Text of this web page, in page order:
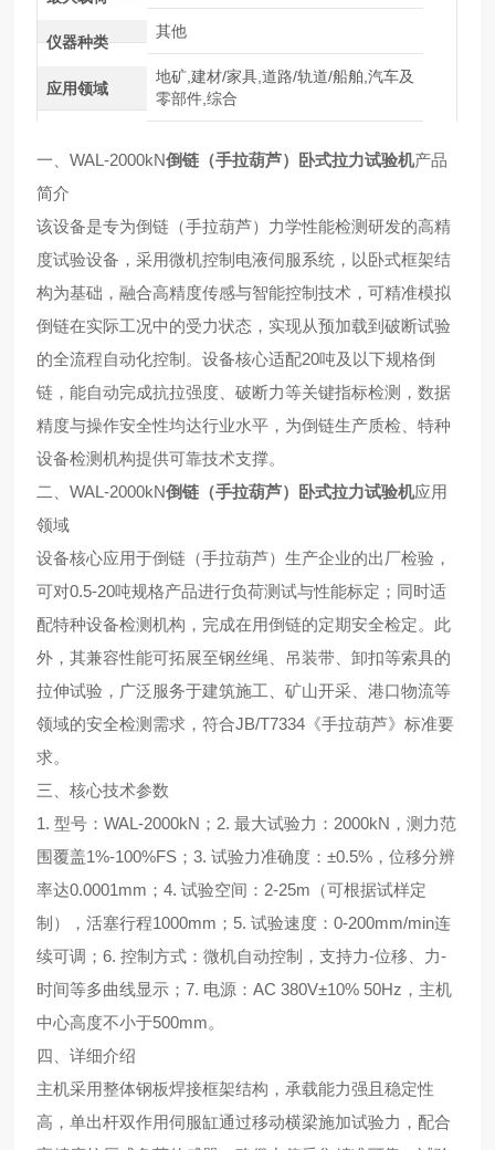
仪器种类
其他
应用领域
地矿,建材/家具,道路/轨道/船舶,汽车及
零部件,综合
一、WAL-2000kN倒链（手拉葫芦）卧式拉力试验机产品
简介
该设备是专为倒链（手拉葫芦）力学性能检测研发的高精
度试验设备，采用微机控制电液伺服系统，以卧式框架结
构为基础，融合高精度传感与智能控制技术，可精准模拟
倒链在实际工况中的受力状态，实现从预加载到破断试验
的全流程自动化控制。设备核心适配20吨及以下规格倒
链，能自动完成抗拉强度、破断力等关键指标检测，数据
精度与操作安全性均达行业水平，为倒链生产质检、特种
设备检测机构提供可靠技术支撑。
二、WAL-2000kN倒链（手拉葫芦）卧式拉力试验机应用
领域
设备核心应用于倒链（手拉葫芦）生产企业的出厂检验，
可对0.5-20吨规格产品进行负荷测试与性能标定；同时适
配特种设备检测机构，完成在用倒链的定期安全检定。此
外，其兼容性能可拓展至钢丝绳、吊装带、卸扣等索具的
拉伸试验，广泛服务于建筑施工、矿山开采、港口物流等
领域的安全检测需求，符合JB/T7334《手拉葫芦》标准要
求。
三、核心技术参数
1. 型号：WAL-2000kN；2. 最大试验力：2000kN，测力范
围覆盖1%-100%FS；3. 试验力准确度：±0.5%，位移分辨
率达0.0001mm；4. 试验空间：2-25m（可根据试样定
制），活塞行程1000mm；5. 试验速度：0-200mm/min连
续可调；6. 控制方式：微机自动控制，支持力-位移、力-
时间等多曲线显示；7. 电源：AC 380V±10% 50Hz，主机
中心高度不小于500mm。
四、详细介绍
主机采用整体钢板焊接框架结构，承载能力强且稳定性
高，单出杆双作用伺服缸通过移动横梁施加试验力，配合